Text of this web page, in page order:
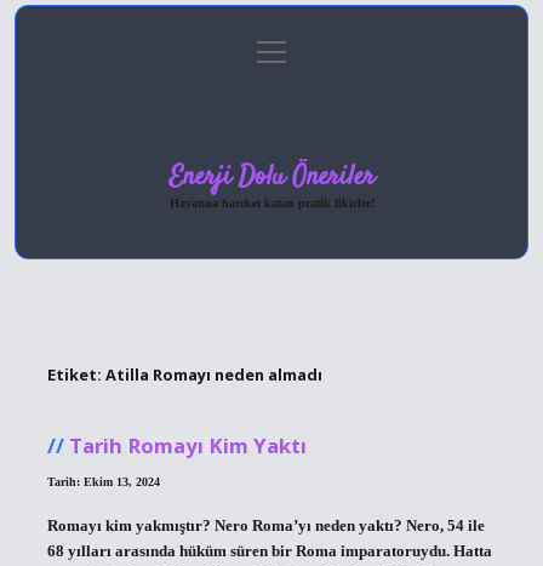
Gizlilik Politikası
menüyü
aç
Enerji Dolu Öneriler
Hayatına hareket katan pratik fikirler!
Etiket: Atilla Romayı neden almadı
Tarih Romayı Kim Yaktı
Tarih: Ekim 13, 2024
Romayı kim yakmıştır? Nero Roma’yı neden yaktı? Nero, 54 ile
68 yılları arasında hüküm süren bir Roma imparatoruydu. Hatta